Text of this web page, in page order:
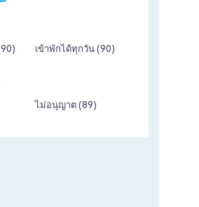
90) เข้าพักได้ทุกวัน ( 90)
ไม่อนุญาต (89)